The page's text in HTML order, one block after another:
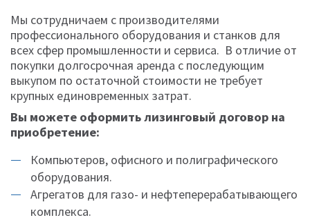
Мы сотрудничаем с производителями
профессионального оборудования и станков для
всех сфер промышленности и сервиса. В отличие от
покупки долгосрочная аренда с последующим
выкупом по остаточной стоимости не требует
крупных единовременных затрат.
Вы можете оформить лизинговый договор на
приобретение:
Компьютеров, офисного и полиграфического
оборудования.
Агрегатов для газо- и нефтеперерабатывающего
комплекса.